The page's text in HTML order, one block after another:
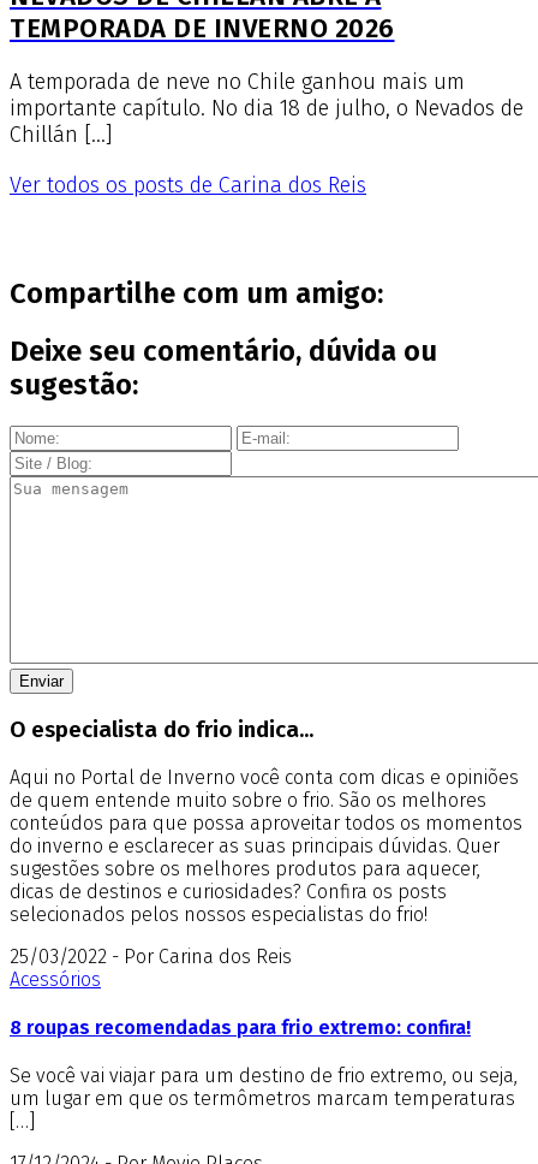
TEMPORADA DE INVERNO 2026
A temporada de neve no Chile ganhou mais um
importante capítulo. No dia 18 de julho, o Nevados de
Chillán […]
Ver todos os posts de Carina dos Reis
Compartilhe com um amigo:
Deixe seu comentário, dúvida ou
sugestão:
O especialista do frio indica...
Aqui no Portal de Inverno você conta com dicas e opiniões
de quem entende muito sobre o frio. São os melhores
conteúdos para que possa aproveitar todos os momentos
do inverno e esclarecer as suas principais dúvidas. Quer
sugestões sobre os melhores produtos para aquecer,
dicas de destinos e curiosidades? Confira os posts
selecionados pelos nossos especialistas do frio!
25/03/2022 - Por Carina dos Reis
Acessórios
8 roupas recomendadas para frio extremo: confira!
Se você vai viajar para um destino de frio extremo, ou seja,
um lugar em que os termômetros marcam temperaturas
[…]